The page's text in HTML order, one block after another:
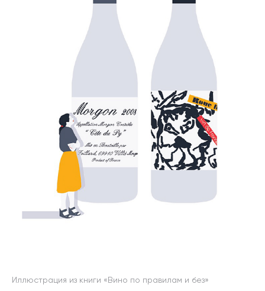
Иллюстрация из книги «Вино по правилам и без»